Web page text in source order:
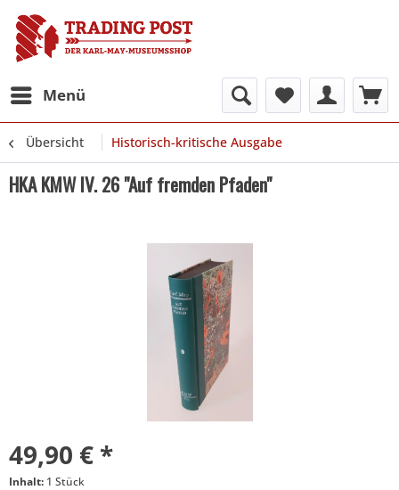
Menü
Übersicht Historisch-kritische Ausgabe
HKA KMW IV. 26 "Auf fremden Pfaden"
49,90 € *
Inhalt: 1 Stück